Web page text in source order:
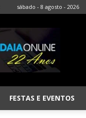
sábado - 8 agosto - 2026
FESTAS E EVENTOS